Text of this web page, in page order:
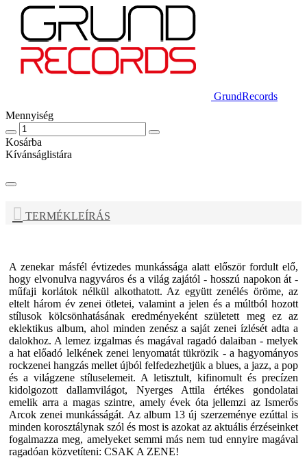
GrundRecords
Mennyiség
Kosárba
Kívánságlistára
TERMÉKLEÍRÁS
A zenekar másfél évtizedes munkássága alatt először fordult elő,
hogy elvonulva nagyváros és a világ zajától - hosszú napokon át -
műfaji korlátok nélkül alkothatott. Az együtt zenélés öröme, az
eltelt három év zenei ötletei, valamint a jelen és a múltból hozott
stílusok kölcsönhatásának eredményeként született meg ez az
eklektikus album, ahol minden zenész a saját zenei ízlését adta a
dalokhoz. A lemez izgalmas és magával ragadó dalaiban - melyek
a hat előadó lelkének zenei lenyomatát tükrözik - a hagyományos
rockzenei hangzás mellet újból felfedezhetjük a blues, a jazz, a pop
és a világzene stíluselemeit. A letisztult, kifinomult és precízen
kidolgozott dallamvilágot, Nyerges Attila értékes gondolatai
emelik arra a magas szintre, amely évek óta jellemzi az Ismerős
Arcok zenei munkásságát. Az album 13 új szerzeménye ezúttal is
minden korosztálynak szól és most is azokat az aktuális érzéseinket
fogalmazza meg, amelyeket semmi más nem tud ennyire magával
ragadóan közvetíteni: CSAK A ZENE!